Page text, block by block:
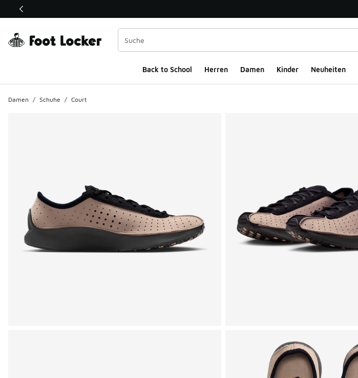
Dieser Link öffnet sich in einem neuen Fenster
Back to School Herren Damen Kinder Neuheiten
Damen / Schuhe / Court